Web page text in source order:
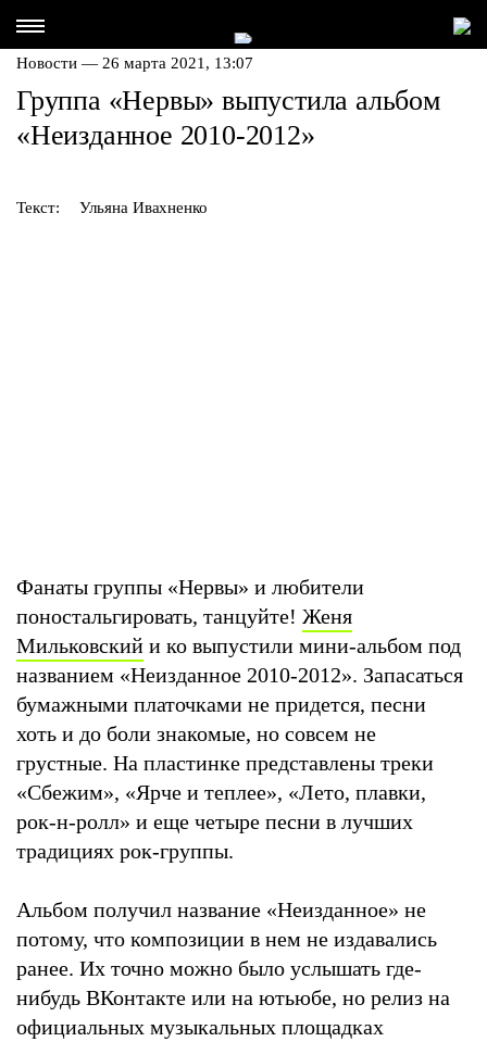
Новости — 26 марта 2021, 13:07
Группа «Нервы» выпустила альбом
«Неизданное 2010-2012»
Текст: Ульяна Ивахненко
Фанаты группы «Нервы» и любители
поностальгировать, танцуйте! Женя
Мильковский и ко выпустили мини-альбом под
названием «Неизданное 2010-2012». Запасаться
бумажными платочками не придется, песни
хоть и до боли знакомые, но совсем не
грустные. На пластинке представлены треки
«Сбежим», «Ярче и теплее», «Лето, плавки,
рок-н-ролл» и еще четыре песни в лучших
традициях рок-группы.
Альбом получил название «Неизданное» не
потому, что композиции в нем не издавались
ранее. Их точно можно было услышать где-
нибудь ВКонтакте или на ютьюбе, но релиз на
официальных музыкальных площадках